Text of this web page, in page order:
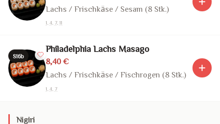
Lachs / Frischkäse / Sesam (8 Stk.)
1, 4, 7, 11
S16b
Philadelphia Lachs Masago
8,40 €
Lachs / Frischkäse / Fischrogen (8 Stk.)
1, 4, 7
Nigiri